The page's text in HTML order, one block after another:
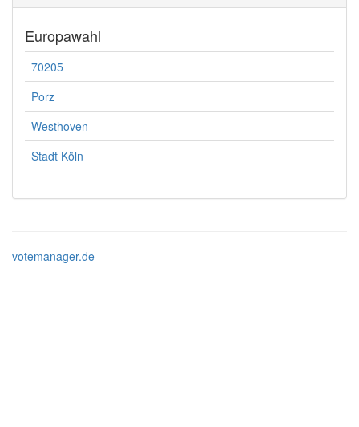
Europawahl
70205
Porz
Westhoven
Stadt Köln
votemanager.de